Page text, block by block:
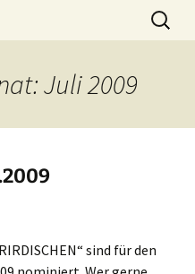
Geschichten
Juli 2009
sind für den